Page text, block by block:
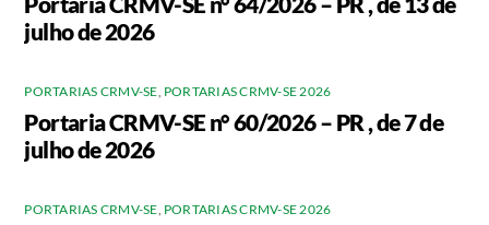
julho de 2026
PORTARIAS CRMV-SE, PORTARIAS CRMV-SE 2026
Portaria CRMV-SE n° 60/2026 – PR , de 7 de
julho de 2026
PORTARIAS CRMV-SE, PORTARIAS CRMV-SE 2026